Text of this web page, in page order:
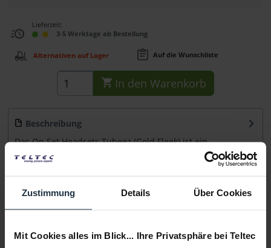
Zustimmung Details Über Cookies
Mit Cookies alles im Blick... Ihre Privatsphäre bei Teltec
Lieferzeit:
3-5 Werktage ab Bestellung
Alternativen auf Lager Auf die Wunschliste
In den Warenkorb
Beschreibung
Das On Set Headsets Tubeez (Gold Fleek) ist ein
Akustikschlauch mit Kordelüberzug in...